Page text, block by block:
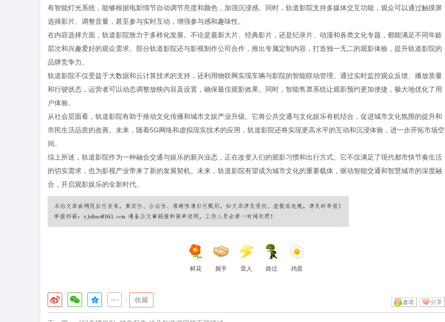
有智能灯光系统，能够根据电影情节自动调节亮度和颜色，加强沉浸感。同时，轨道影院支持多媒体交互功能，观众可以通过触摸屏
选择影片、调整音量，甚至参与实时互动，增强参与感和趣味性。
在内容选择方面，轨道影院致力于多样化发展。不论是最新大片、经典影片，还是纪录片、动漫和各类文化专题，都能满足不同年龄
层次和兴趣爱好的观众需求。部分轨道影院还与影视制作公司合作，推出专属定制内容，打造独一无二的观影体验，提升轨道影院的
品牌竞争力。
轨道影院不仅受益于大数据和云计算技术的支持，还利用物联网实现车辆与影院的智能联动管理。通过实时监控观众反馈、播放质量
和行驶状态，运营者可以动态调整放映内容及设置，确保最佳观影效果。同时，智能售票系统让观影预约更加便捷，极大地优化了用
户体验。
从社会层面看，轨道影院有助于推动文化传播和城市文娱产业升级。它将公共交通与文化娱乐有机结合，促进城市文化氛围的提升和
市民生活品质的改善。未来，随着5G网络和虚拟现实技术的应用，轨道影院还将实现更高水平的互动和沉浸体验，进一步开拓市场空
间。
综上所述，轨道影院作为一种融合交通与娱乐的新兴业态，正在改变人们的观影习惯和出行方式。它不仅满足了现代都市快节奏生活
的切实需求，也为影视产业带来了新的发展契机。未来，轨道影院有望成为城市文化的重要载体，驱动智能交通和智慧城市的深度融
合，开启观影娱乐的全新时代。
鲜花 握手 雷人 路过 鸡蛋
收藏 分享
邀请